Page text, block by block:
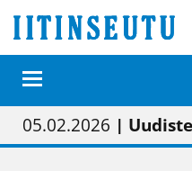
01.02.2026 | Painon vaihtumisen
05.02.2026 |
23.04.2026 | “Olemme
09.05.2026| "Maalla on totuttu